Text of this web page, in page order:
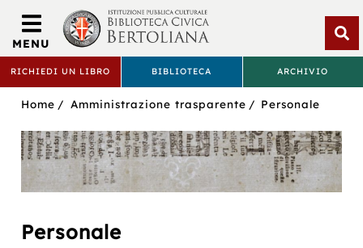
BIBLIOTECA
BERTOLIANA
RICHIEDI UN LIBRO BIBLIOTECA ARCHIVIO
MENU
Bertoliana
Sei
Home Amministrazione trasparente Personale
Personale